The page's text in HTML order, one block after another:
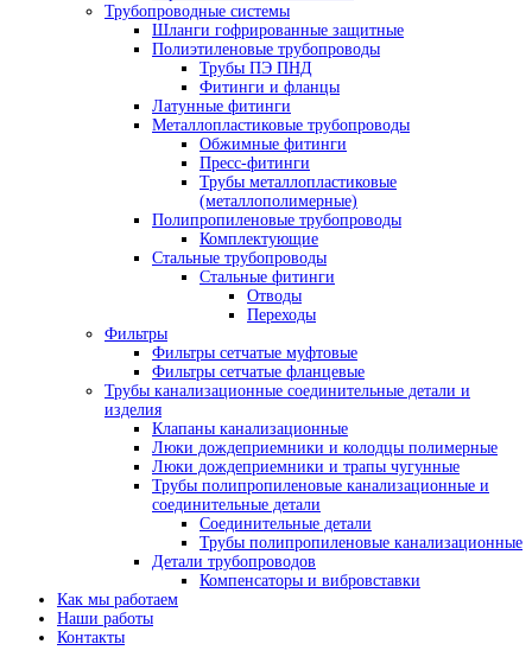
Трубопроводные системы
Шланги гофрированные защитные
Полиэтиленовые трубопроводы
Трубы ПЭ ПНД
Фитинги и фланцы
Латунные фитинги
Металлопластиковые трубопроводы
Обжимные фитинги
Пресс-фитинги
Трубы металлопластиковые
(металлополимерные)
Полипропиленовые трубопроводы
Комплектующие
Стальные трубопроводы
Стальные фитинги
Отводы
Переходы
Фильтры
Фильтры сетчатые муфтовые
Фильтры сетчатые фланцевые
Трубы канализационные соединительные детали и
изделия
Клапаны канализационные
Люки дождеприемники и колодцы полимерные
Люки дождеприемники и трапы чугунные
Трубы полипропиленовые канализационные и
соединительные детали
Соединительные детали
Трубы полипропиленовые канализационные
Детали трубопроводов
Компенсаторы и вибровставки
Как мы работаем
Наши работы
Контакты